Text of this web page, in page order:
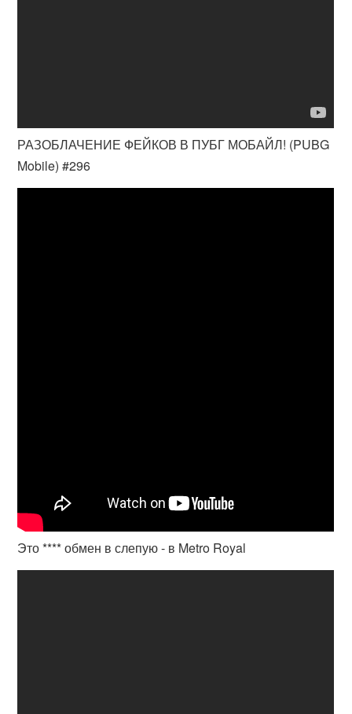
РАЗОБЛАЧЕНИЕ ФЕЙКОВ В ПУБГ МОБАЙЛ! (PUBG
Mobile) #296
Это **** обмен в слепую - в Metro Royal